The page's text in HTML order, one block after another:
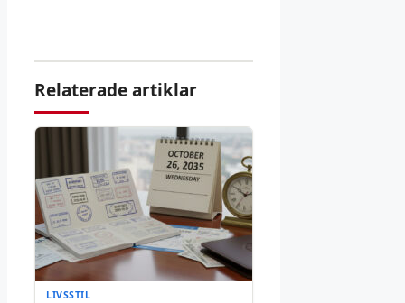
Relaterade artiklar
LIVSSTIL